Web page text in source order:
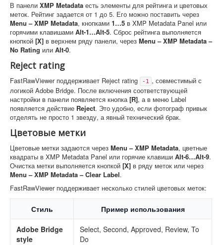
В панели XMP Metadata есть элементы для рейтинга и цветовых
меток. Рейтинг задается от 1 до 5. Его можно поставить через
Menu – XMP Metadata, кнопками 1…5 в XMP Metadata Panel или
горячими клавишами Alt-1…Alt-5. Сброс рейтинга выполняется
кнопкой [X] в верхнем ряду панели, через Menu – XMP Metadata –
No Rating или Alt-0.
Reject rating
FastRawViewer поддерживает Reject rating -1 , совместимый с
логикой Adobe Bridge. После включения соответствующей
настройки в панели появляется кнопка[R], а в меню Label
появляется действие Reject. Это удобно, если фотограф привык
отделять не просто 1 звезду, а явный технический брак.
Цветовые метки
Цветовые метки задаются через Menu – XMP Metadata, цветные
квадраты в XMP Metadata Panel или горячие клавиши Alt-6…Alt-9.
Очистка метки выполняется кнопкой [X] в ряду меток или через
Menu – XMP Metadata – Clear Label.
FastRawViewer поддерживает несколько стилей цветовых меток:
Стиль Пример использования
Adobe Bridge
style
Select, Second, Approved, Review, To
Do